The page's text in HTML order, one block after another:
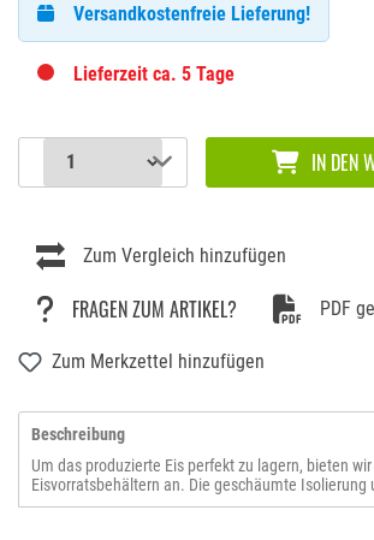
Versandkostenfreie Lieferung!
Lieferzeit ca. 5 Tage
IN DEN
Zum Vergleich hinzufügen
FRAGEN ZUM ARTIKEL? PDF
Zum Merkzettel hinzufügen
Beschreibung
Um das produzierte Eis perfekt zu lagern, bieten
Eisvorratsbehältern an. Die geschäumte Isolierung